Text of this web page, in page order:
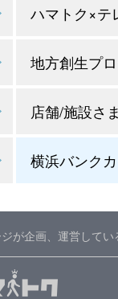
ハマトク×テ
地方創生プ
店舗/施設さ
横浜バンク
が企画、運営してい